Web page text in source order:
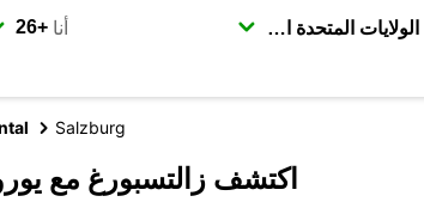
أنا
Salzburg
اكتشف زالتسبورغ مع